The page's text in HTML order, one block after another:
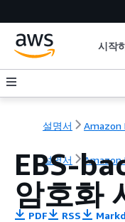
시작
설명서 Amazon
설명서 Amazon
EBS-
암호화
PDF RSS